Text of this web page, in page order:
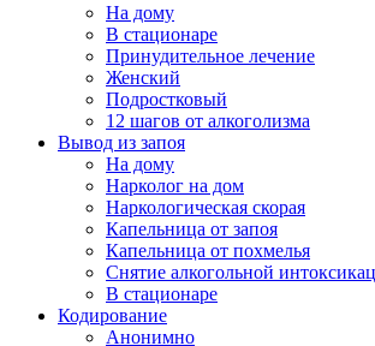
На дому
В стационаре
Принудительное лечение
Женский
Подростковый
12 шагов от алкоголизма
Вывод из запоя
На дому
Нарколог на дом
Наркологическая скорая
Капельница от запоя
Капельница от похмелья
Снятие алкогольной
В стационаре
Кодирование
Анонимно